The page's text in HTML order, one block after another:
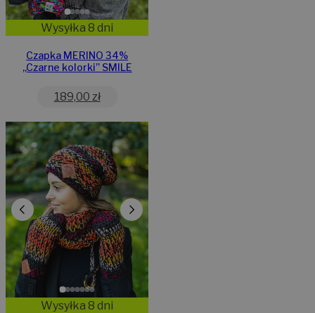
Wysyłka 8 dni
Czapka MERINO 34%
,,Czarne kolorki” SMILE
189,00 zł
Wysyłka 8 dni